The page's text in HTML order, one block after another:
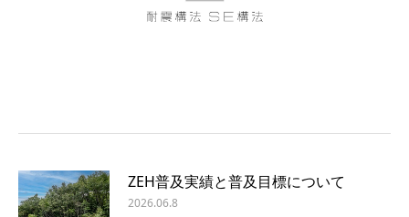
ZEH普及実績と普及目標について
2026.06.8